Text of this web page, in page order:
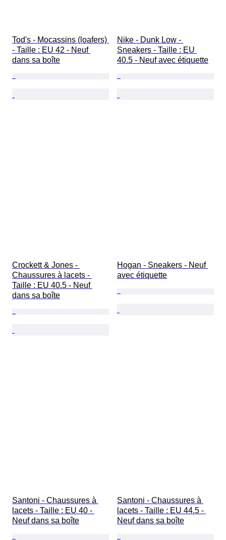
Tod's - Mocassins (loafers)
- Taille : EU 42 - Neuf
dans sa boîte
Nike - Dunk Low -
Sneakers - Taille : EU
40.5 - Neuf avec étiquette
Crockett & Jones -
Chaussures à lacets -
Taille : EU 40.5 - Neuf
dans sa boîte
Hogan - Sneakers - Neuf
avec étiquette
Santoni - Chaussures à
lacets - Taille : EU 40 -
Neuf dans sa boîte
Santoni - Chaussures à
lacets - Taille : EU 44.5 -
Neuf dans sa boîte